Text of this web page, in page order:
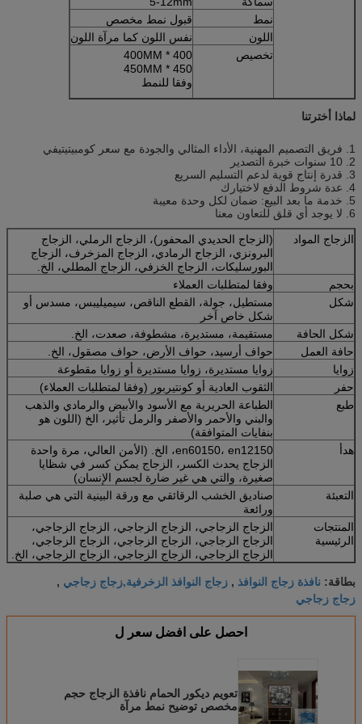
نمط
قبول نمط مخصص
اللون
نفس اللون كما مرآة اللون
تخصيص
400 * 400MM
450 * 450MM
وفقا للنمط
لماذا أخترتنا
1. فريق التصميم المهنية، الأداء المثالي والجودة مع سعر كومبيتيتيفي
2. 10 سنوات خبرة التصدير
3. قدرة إنتاج قوية لدعم التسليم السريع
4. عدة شروط الدفع لاختيارك
5. خدمة ما بعد البيع: ضمان لكل وحدة معيبة
6. لا يوجد أي قلق للتعاون معنا
الزجاج المواد
(الزجاج الحديدي المحفور)، الزجاج الرملي، الزجاج
البرونزي، الزجاج الرمادي، الزجاج المزخرف، الزجاج
البورسليكات، الزجاج الخزفي، الزجاج المطلي، الخ.
بحجم
وفقا لمتطلبات العملاء
شكل
مستطيل، جولة، القطع الناقص، سيميليبس، مسدس أو
شكل خاص آخر
شكل الحافة
مستقيمة، مستديرة، مشطوفة، صعدت، الخ.
حافة العمل
حواف أرسيد، حواف الأرض، حواف مصقول، الخ.
زوايا
زوايا مستديرة، زوايا مستديرة أو زوايا مقطوعة
حفر
الثقوب العادية أو كونتيربور (وفقا لمتطلبات العملاء)
طبع
الطباعة الحريرية مع الأسود والأبيض والرمادي والذهب
والبني والأحمر والأصفر والرمل تأثير، الخ (اللون هو
بنفايات المتوافقة)
هدأ
en60150، en12150، الخ. (الأمن العالي، مرة واحدة
الزجاج يحدث الكسر، الزجاج يمكن كسر في شظايا
صغيرة، والتي هي غير ضارة لجسم الإنسان)
التعبئة
صناديق الخشب الرقائقي مع ورقة البينية التي هي صلبة
ورائعة
المنتجات
الرئيسية
الزجاج الزجاجي، الزجاج الزجاجي، الزجاج الزجاجي،
الزجاج الزجاجي، الزجاج الزجاجي، الزجاج الزجاجي،
الزجاج الزجاجي، الزجاج الزجاجي، الزجاج الزجاجي، الخ.
بطاقة: نافذة زجاج النوافذ , زجاج النوافذ الزخرفية,زجاج زجاجي ,
زجاج زجاجي
احصل على افضل سعر ل
تعويم ديكور الحمام نافذة الزجاج حجم
مخصص توضيح نمط مرآة